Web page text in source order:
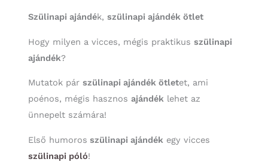
Szülinapi ajándék, szülinapi ajándék ötlet
Hogy milyen a vicces, mégis praktikus szülinapi
ajándék?
Mutatok pár szülinapi ajándék ötletet, ami
poénos, mégis hasznos ajándéklehet az
ünnepelt számára!
Első humoros szülinapi ajándékegy vicces
szülinapi póló!